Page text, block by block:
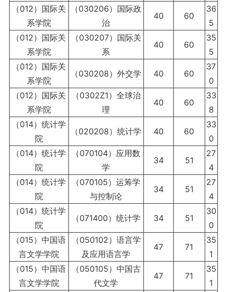
（012）国际关
系学院
（030206）国际政
治
40 60
36
5
（012）国际关
系学院
（030207）国际关
系
40 60
35
5
（012）国际关
系学院
（030208）外交学 40 60
37
0
（012）国际关
系学院
（0302Z1）全球治
理
40 60
33
8
（014）统计学
院
（020208）统计学 40 60
33
0
（014）统计学
院
（070104）应用数
学
34 51
27
4
（014）统计学
院
（070105）运筹学
与控制论
34 51
27
4
（014）统计学
院
（071400）统计学 34 51
30
0
（015）中国语
言文学学院
（050102）语言学
及应用语言学
47 71
35
1
（015）中国语
言文学学院
（050105）中国古
代文学
47 71
35
1